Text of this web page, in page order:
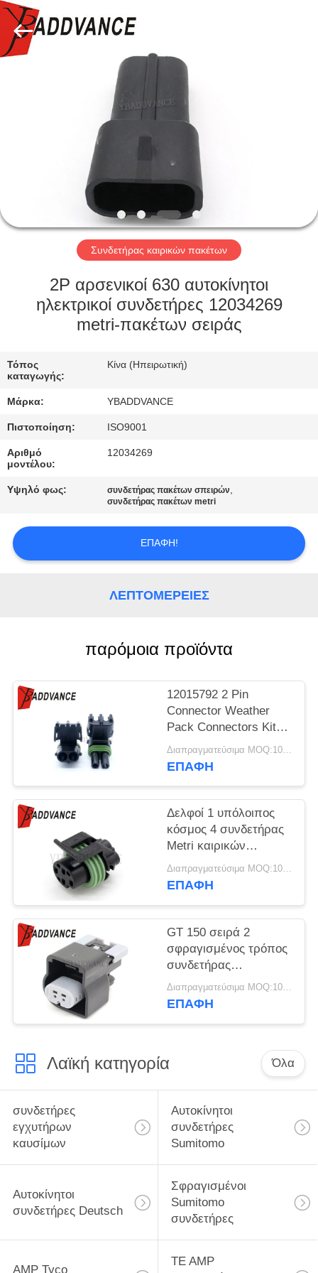
ΠΡΟΪΌΝΤΑ
ΠΕΡΊΠΟΥ
ΓΎΡΟΣ
ΕΡΓΟΣΤΑΣΊΩΝ
ΠΟΙΟΤΙΚΌΣ
ΈΛΕΓΧΟΣ
ΜΑΣ
ΕΛΆΤΕ
ΕΠΑΦΉ
ΜΕ
ΈΝΑ
ΑΠΌΣΠΑΣΜΑ
ΠΟΛΙΤΙΚΉ
YingBao
Auto
Parts
Co.,Ltd.
Rights
Reserved.
Συνδετήρας καιρικών πακέτων
2P αρσενικοί 630 αυτοκίνητοι
ηλεκτρικοί συνδετήρες 12034269
metri-πακέτων σειράς
Τόπος
καταγωγής:
Κίνα (Ηπειρωτική)
Μάρκα: YBADDVANCE
Πιστοποίηση: ISO9001
Αριθμό
μοντέλου:
12034269
Υψηλό φως: συνδετήρας πακέτων σπειρών,
συνδετήρας πακέτων metri
ΕΠΑΦΉ!
ΛΕΠΤΟΜΈΡΕΙΕΣ
παρόμοια προϊόντα
12015792 2 Pin
Connector Weather
Pack Connectors Kit
Αδιάβροχα ηλεκτρικά
συνδετήρες
Διαπραγματεύσιμα MOQ:100 units
ΕΠΑΦΉ
Δελφοί 1 υπόλοιπος
κόσμος 4 συνδετήρας
Metri καιρικών
πακέτων τρόπων -
πακέτο 150 σειρά
Διαπραγματεύσιμα MOQ:100 μονάδες
ΕΠΑΦΉ
GT 150 σειρά 2
σφραγισμένος τρόπος
συνδετήρας
αισθητήρων/
συνδετήρας 15374222
Διαπραγματεύσιμα MOQ:100 μονάδες
ΕΠΑΦΉ
Λαϊκή κατηγορία Όλα
συνδετήρες
εγχυτήρων
καυσίμων
Αυτοκίνητοι
συνδετήρες
Sumitomo
Αυτοκίνητοι
συνδετήρες Deutsch
Σφραγισμένοι
Sumitomo
συνδετήρες
AMP Tyco
TE AMP